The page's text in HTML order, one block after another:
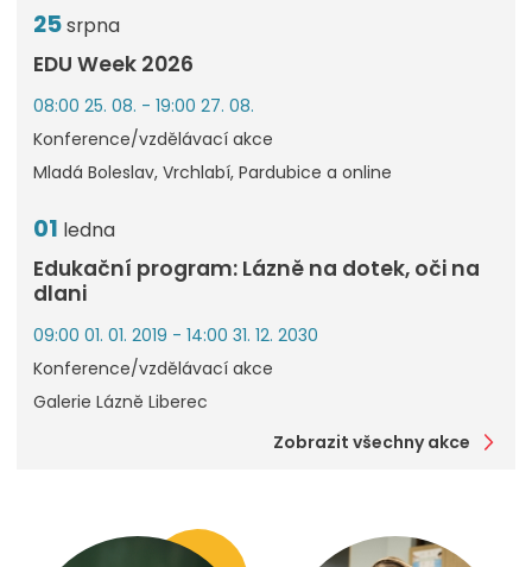
25srpna
EDU Week 2026
08:00 25. 08. - 19:00 27. 08.
Konference/vzdělávací akce
Mladá Boleslav, Vrchlabí, Pardubice a online
01 ledna
Edukační program: Lázně na dotek, oči na
dlani
09:00 01. 01. 2019 - 14:00 31. 12. 2030
Konference/vzdělávací akce
Galerie Lázně Liberec
Zobrazit všechny akce